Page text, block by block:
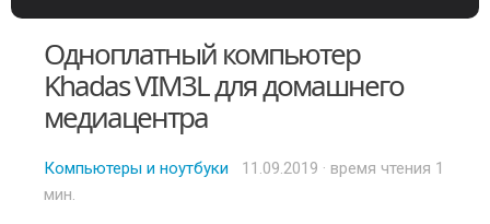
Одноплатный компьютер
Khadas VIM3L для домашнего
медиацентра
Компьютеры и ноутбуки
Posted
11.09.2019 · время чтения 1
мин.